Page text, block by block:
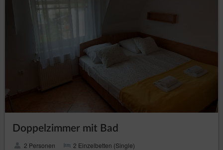
Doppelzimmer mit Bad
2 Personen 2 Einzelbetten (Single)